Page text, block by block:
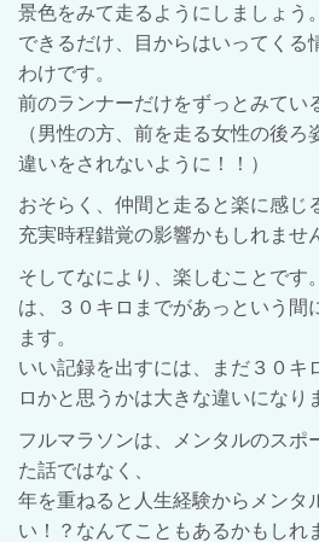
景色をみて走るようにしましょう。
できるだけ、目からはいってくる
わけです。
前のランナーだけをずっとみてい
（男性の方、前を走る女性の後
違いをされないように！！）
おそらく、仲間と走ると楽に感じ
充実時程錯覚の影響かもしれませ
そしてなにより、楽しむことです
は、３０キロまでがあっという間
ます。
いい記録を出すには、まだ３０キ
ロかと思うかは大きな違いになり
フルマラソンは、メンタルのスポ
た話ではなく、
年を重ねると人生経験からメンタ
い！？なんてこともあるかもしれ